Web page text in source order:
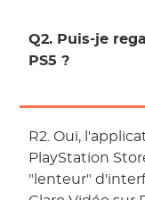
Q2. Puis-je
PS5 ?
R2. Oui,
PlayStation
"lenteur"